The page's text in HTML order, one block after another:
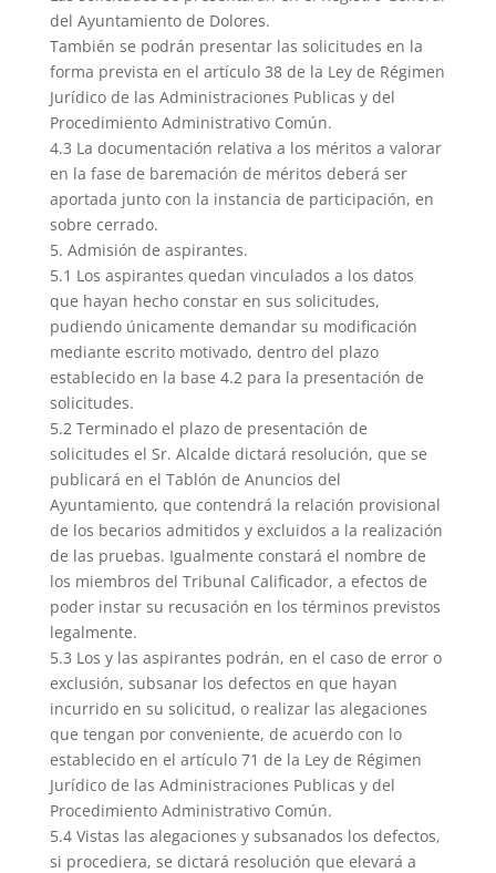
del Ayuntamiento de Dolores.
También se podrán presentar las solicitudes en la
forma prevista en el artículo 38 de la Ley de Régimen
Jurídico de las Administraciones Publicas y del
Procedimiento Administrativo Común.
4.3 La documentación relativa a los méritos a valorar
en la fase de baremación de méritos deberá ser
aportada junto con la instancia de participación, en
sobre cerrado.
5. Admisión de aspirantes.
5.1 Los aspirantes quedan vinculados a los datos
que hayan hecho constar en sus solicitudes,
pudiendo únicamente demandar su modificación
mediante escrito motivado, dentro del plazo
establecido en la base 4.2 para la presentación de
solicitudes.
5.2 Terminado el plazo de presentación de
solicitudes el Sr. Alcalde dictará resolución, que se
publicará en el Tablón de Anuncios del
Ayuntamiento, que contendrá la relación provisional
de los becarios admitidos y excluidos a la realización
de las pruebas. Igualmente constará el nombre de
los miembros del Tribunal Calificador, a efectos de
poder instar su recusación en los términos previstos
legalmente.
5.3 Los y las aspirantes podrán, en el caso de error o
exclusión, subsanar los defectos en que hayan
incurrido en su solicitud, o realizar las alegaciones
que tengan por conveniente, de acuerdo con lo
establecido en el artículo 71 de la Ley de Régimen
Jurídico de las Administraciones Publicas y del
Procedimiento Administrativo Común.
5.4 Vistas las alegaciones y subsanados los defectos,
si procediera, se dictará resolución que elevará a